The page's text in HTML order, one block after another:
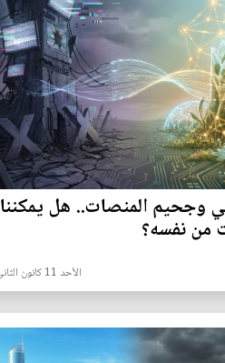
وجحيم المنصات.. هل يمكننا
من نفسه؟
الأحد 11 كانون الثاني 2026